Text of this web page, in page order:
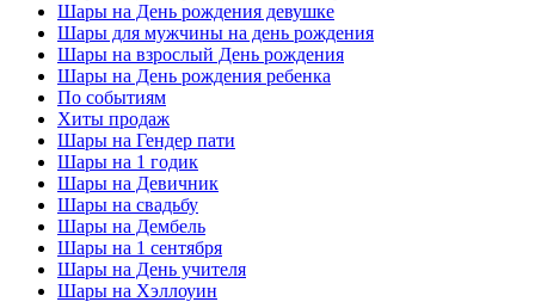
Шары на День рождения девушке
Шары для мужчины на день рождения
Шары на взрослый День рождения
Шары на День рождения ребенка
По событиям
Хиты продаж
Шары на Гендер пати
Шары на 1 годик
Шары на Девичник
Шары на свадьбу
Шары на Дембель
Шары на 1 сентября
Шары на День учителя
Шары на Хэллоуин